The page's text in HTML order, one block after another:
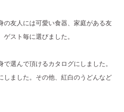
の友人には可愛い食器、家庭がある友
スト毎に選びました。
選んで頂けるカタログにしました。
しました。その他、紅白のうどんなど